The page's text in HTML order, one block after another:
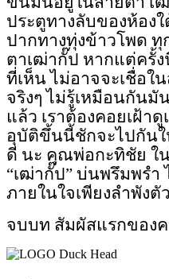
ประตูทางลับของห้อง
ปากทางทุ่งข้าวโพด
ตาเฒ่ากั๊ป หากแต่ครั้
ที่เห็น ไม่อาจจะเชื่อใ
จริงๆ ไม่รู้เหมือนกัน
แล้ว เราต้องคอยเฝ้า
อุบัติขึ้นนี้ชักจะไปกันใ
ดี นะ คุณพ่อกะทิชัย ใ
“เฒ่ากั๊ป” บ่นพรึมพรำ
ภายในใจเพียงลำพังตั
จบบท สัมผัสแรกของ